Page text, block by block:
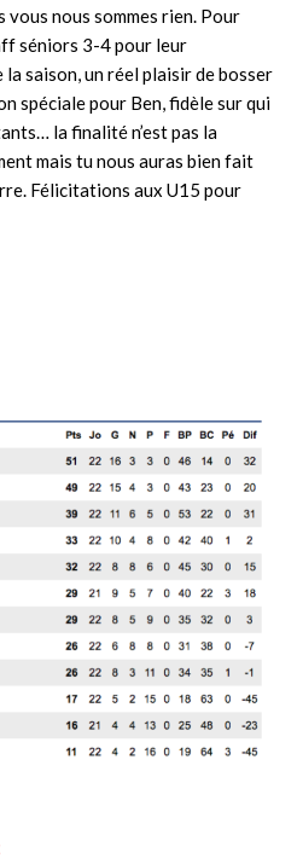
nous sommes rien. Pour
séniors 3-4 pour leur
saison, un réel plaisir de bosser
spéciale pour Ben, fidèle sur qui
la finalité n’est pas la
mais tu nous auras bien fait
Félicitations aux U15 pour